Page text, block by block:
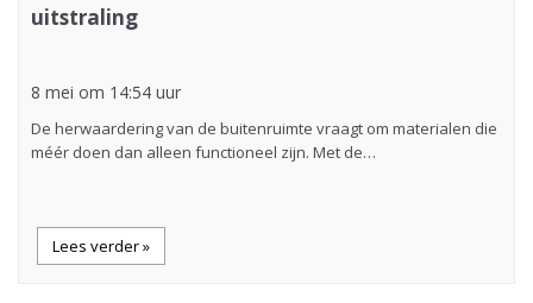
uitstraling
8 mei om 14:54 uur
De herwaardering van de buitenruimte vraagt om materialen die
méér doen dan alleen functioneel zijn. Met de…
Lees verder »